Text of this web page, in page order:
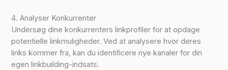
4. Analyser Konkurrenter
Undersøg dine konkurrenters linkprofiler for at opdage
potentielle linkmuligheder. Ved at analysere hvor deres
links kommer fra, kan du identificere nye kanaler for din
egen linkbuilding-indsats.